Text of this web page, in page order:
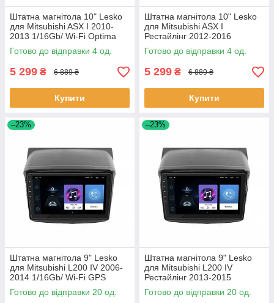
Штатна магнітола 10" Lesko
для Mitsubishi ASX I 2010-
2013 1/16Gb/ Wi-Fi Optima
Міцубісі 4 шт.
Готово до відправки 4 од.
5 299 ₴ 6 889 ₴
Купити
Штатна магнітола 10" Lesko
для Mitsubishi ASX I
Рестайлінг 2012-2016
1/16Gb/ Wi-Fi GPS Optima
Міцубісі 4 шт.
Готово до відправки 4 од.
5 299 ₴ 6 889 ₴
Купити
–23%
Штатна магнітола 9" Lesko
для Mitsubishi L200 IV 2006-
2014 1/16Gb/ Wi-Fi GPS
Optima Міцубісі 20 шт.
Готово до відправки 20 од.
–23%
Штатна магнітола 9" Lesko
для Mitsubishi L200 IV
Рестайлінг 2013-2015
1/16Gb/ Wi-Fi GPS Optima
Мітцубіс 20шт
Готово до відправки 20 од.